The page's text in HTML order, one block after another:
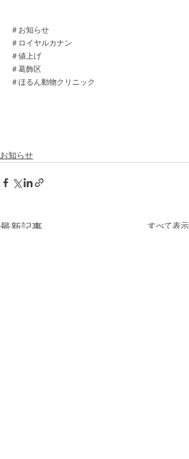
＃お知らせ
＃ロイヤルカナン
＃値上げ
＃葛飾区
＃ほるん動物クリニック
お知らせ
最新記事 すべて表示